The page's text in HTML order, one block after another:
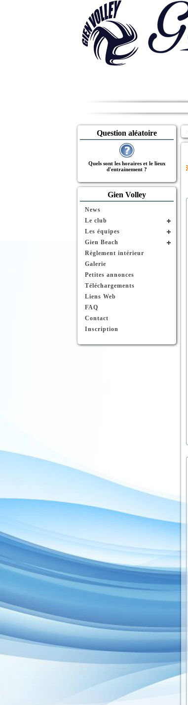
Question aléatoire
Quels sont les horaires et le lieux
d'entrainement ?
Gien Volley
News
Le club
Les équipes
Gien Beach
Règlement intérieur
Galerie
Petites annonces
Téléchargements
Liens Web
FAQ
Contact
Inscription